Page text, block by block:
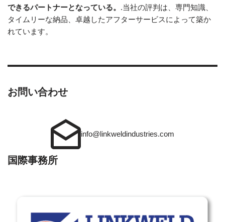
できるパートナーとなっている。 .当社の評判は、専門知識、
タイムリーな納品、卓越したアフターサービスによって築か
れています。
お問い合わせ
info@linkweldindustries.com
国際事務所